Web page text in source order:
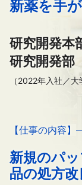
新薬を手
研究開発本
研究開発部
（2022年入社／
【仕事の内容】
新規のパ
品の処方改